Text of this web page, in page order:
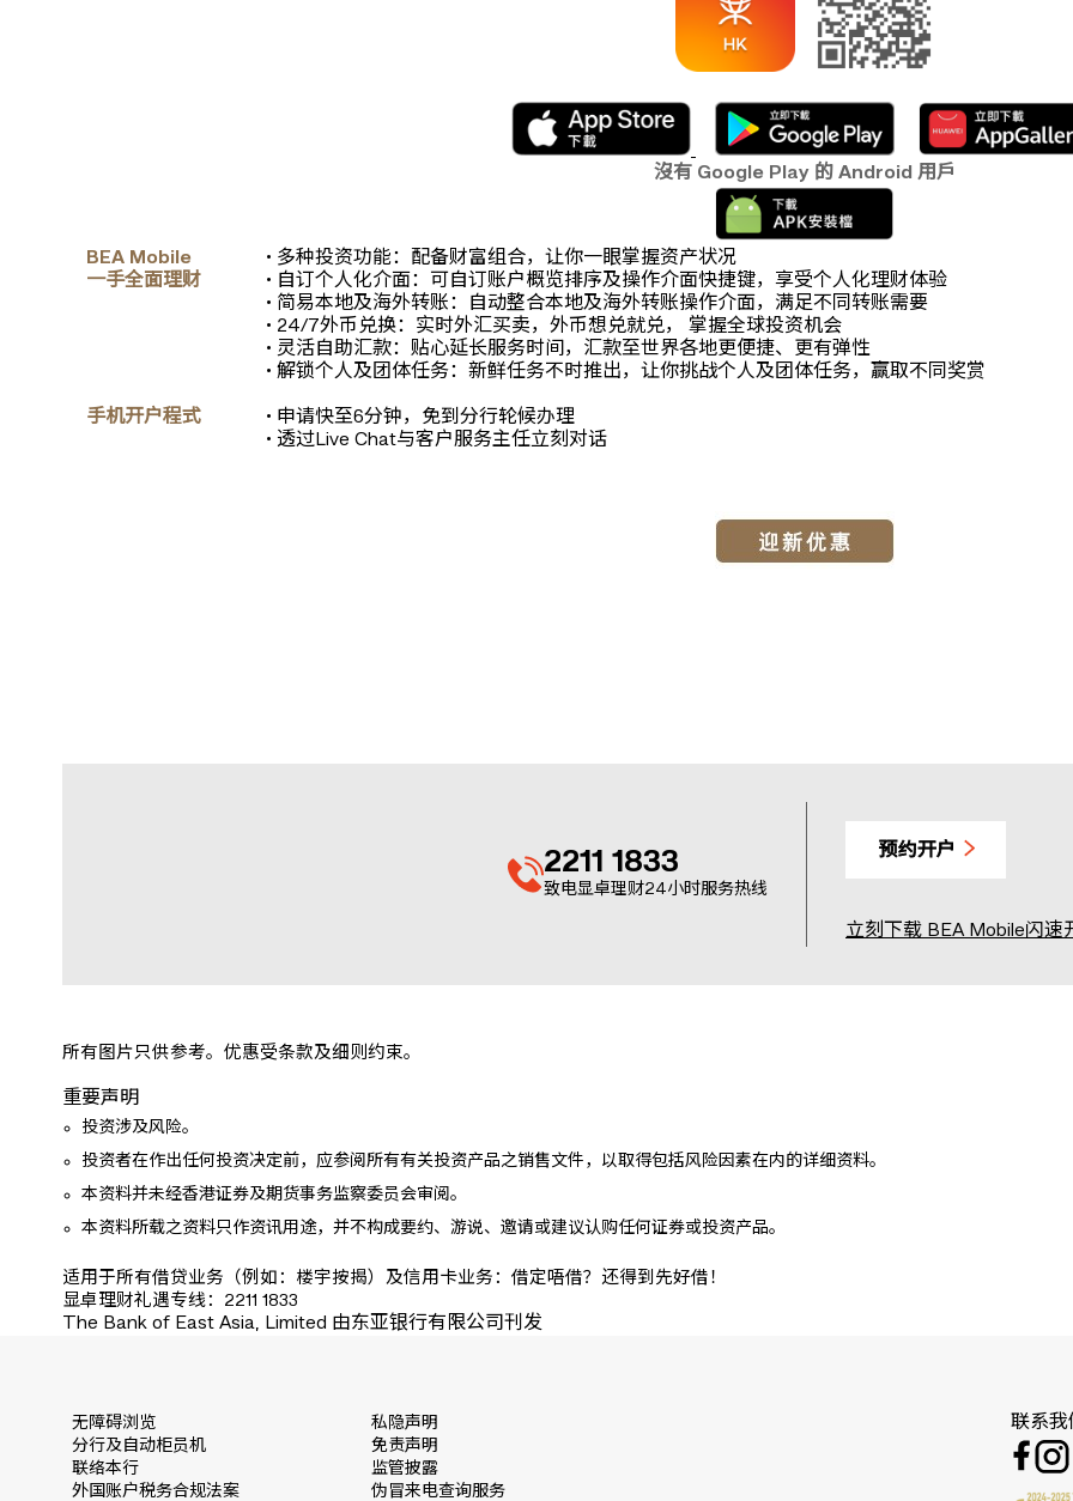
沒有 Google Play 的 Android 用戶
BEA Mobile
一手全面理财
• 多种投资功能：配备财富组合，让你一眼掌握资产状况
• 自订个人化介面：可自订账户概览排序及操作介面快捷键，享受个人化理财体验
• 简易本地及海外转账：自动整合本地及海外转账操作介面，满足不同转账需要
• 24/7外币兑换：实时外汇买卖，外币想兑就兑， 掌握全球投资机会
• 灵活自助汇款：贴心延长服务时间，汇款至世界各地更便捷、更有弹性
• 解锁个人及团体任务：新鲜任务不时推出，让你挑战个人及团体任务，赢取不同奖赏
手机开户程式
• 申请快至6分钟，免到分行轮候办理
• 透过Live Chat与客户服务主任立刻对话
2211 1833
致电显卓理财24小时服务热线
预约开户
立刻下载 BEA Mobile闪速
所有图片只供参考。优惠受条款及细则约束。
重要声明
投资涉及风险。
投资者在作出任何投资决定前，应参阅所有有关投资产品之销售文件，以取得包括风险因素在内的详细资料。
本资料并未经香港证券及期货事务监察委员会审阅。
本资料所载之资料只作资讯用途，并不构成要约、游说、邀请或建议认购任何证券或投资产品。
适用于所有借贷业务（例如：楼宇按揭）及信用卡业务：借定唔借？还得到先好借！
显卓理财礼遇专线：2211 1833
The Bank of East Asia, Limited 由东亚银行有限公司刊发
无障碍浏览
分行及自动柜员机
联络本行
外国账户税务合规法案
私隐声明
免责声明
监管披露
伪冒来电查询服务
联系我